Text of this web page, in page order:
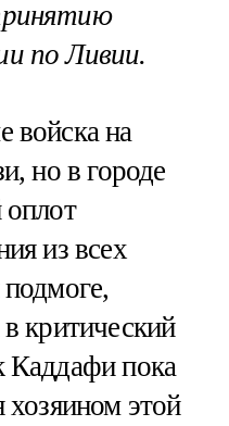
по Ливии.
войска на
но в городе
из всех
критический
Каддафи пока
хозяином этой